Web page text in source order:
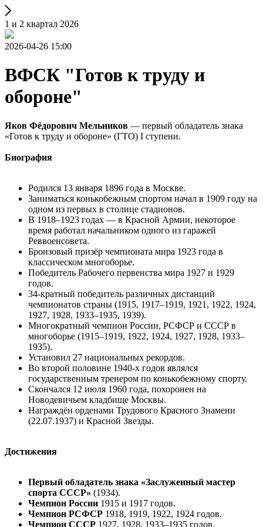
1 и 2 квартал 2026
2026-04-26 15:00
ВФСК "Готов к труду и
обороне"
Яков Фёдорович Мельников — первый обладатель знака
«Готов к труду и обороне» (ГТО) I ступени.
Биография
Родился 13 января 1896 года в Москве.
Заниматься конькобежным спортом начал в 1909 году на
одном из первых в столице стадионов.
В 1918–1923 годах — в Красной Армии, некоторое
время работал начальником одного из гаражей
Реввоенсовета.
Бронзовый призёр чемпионата мира 1923 года в
классическом многоборье.
Победитель Рабочего первенства мира 1927 и 1929
годов.
34-кратный победитель различных дистанций
чемпионатов страны (1915, 1917–1919, 1921, 1922, 1924,
1927, 1928, 1933–1935, 1939).
Многократный чемпион России, РСФСР и СССР в
многоборье (1915–1919, 1922, 1924, 1927, 1928, 1933–
1935).
Установил 27 национальных рекордов.
Во второй половине 1940-х годов являлся
государственным тренером по конькобежному спорту.
Скончался 12 июля 1960 года, похоронен на
Новодевичьем кладбище Москвы.
Награждён орденами Трудового Красного Знамени
(22.07.1937) и Красной Звезды.
Достижения
Первый обладатель знака «Заслуженный мастер
спорта СССР» (1934).
Чемпион России 1915 и 1917 годов.
Чемпион РСФСР 1918, 1919, 1922, 1924 годов.
Чемпион СССР 1927, 1928, 1933–1935 годов.